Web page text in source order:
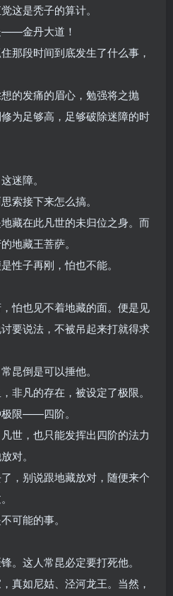
这是秃子的算计。
——金丹大道！
那段时间到底发生了什么事，
的发痛的眉心，勉强将之抛
为足够高，足够破除迷障的时
迷障。
索接下来怎么搞。
藏在此凡世的未归位之身。而
地藏王菩萨。
性子再刚，怕也不能。
怕也见不着地藏的面。便是见
要说法，不被吊起来打就得求
昆倒是可以捶他。
非凡的存在，被设定了极限。
限——四阶。
世，也只能发挥出四阶的法力
对。
，别说跟地藏放对，随便来个
可能的事。
。这人常昆必定要打死他。
真如尼姑、泾河龙王。当然，